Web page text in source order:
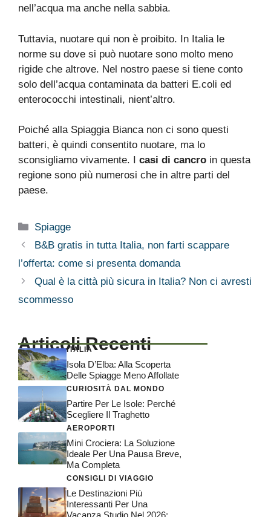
nell’acqua ma anche nella sabbia.
Tuttavia, nuotare qui non è proibito. In Italia le
norme su dove si può nuotare sono molto meno
rigide che altrove. Nel nostro paese si tiene conto
solo dell’acqua contaminata da batteri E.coli ed
enterococchi intestinali, nient’altro.
Poiché alla Spiaggia Bianca non ci sono questi
batteri, è quindi consentito nuotare, ma lo
sconsigliamo vivamente. I casi di cancro in questa
regione sono più numerosi che in altre parti del
paese.
Categorie
Spiagge
B&B gratis in tutta Italia, non farti scappare
l’offerta: come si presenta domanda
Qual è la città più sicura in Italia? Non ci avresti
scommesso
Articoli Recenti
ITALIA
Isola D’Elba: Alla Scoperta
Delle Spiagge Meno Affollate
CURIOSITÀ DAL MONDO
Partire Per Le Isole: Perché
Scegliere Il Traghetto
AEROPORTI
Mini Crociera: La Soluzione
Ideale Per Una Pausa Breve,
Ma Completa
CONSIGLI DI VIAGGIO
Le Destinazioni Più
Interessanti Per Una